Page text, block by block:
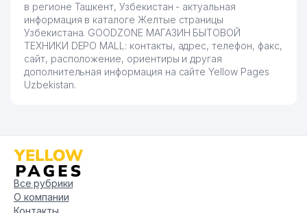
в регионе Ташкент, Узбекистан - актуальная
информация в каталоге Желтые страницы
Узбекистана. GOODZONE МАГАЗИН БЫТОВОЙ
ТЕХНИКИ DEPO MALL: контакты, адрес, телефон, факс,
сайт, расположение, ориентиры и другая
дополнительная информация на сайте Yellow Pages
Uzbekistan.
Все рубрики
О компании
Контакты